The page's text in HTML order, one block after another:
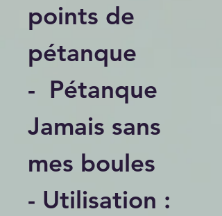
points de
pétanque
- Pétanque
Jamais sans
mes boules
- Utilisation :